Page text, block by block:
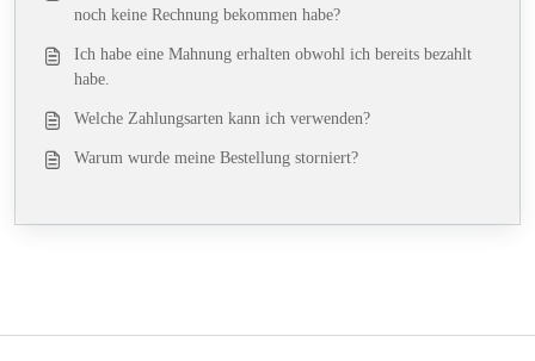
noch keine Rechnung bekommen habe?
Ich habe eine Mahnung erhalten obwohl ich bereits bezahlt
habe.
Welche Zahlungsarten kann ich verwenden?
Warum wurde meine Bestellung storniert?